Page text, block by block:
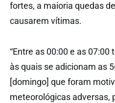
fortes, a maioria quedas
causarem vítimas.
“Entre as 00:00 e as
às quais se adicionam as
[domingo] que foram
meteorológicas adversas,